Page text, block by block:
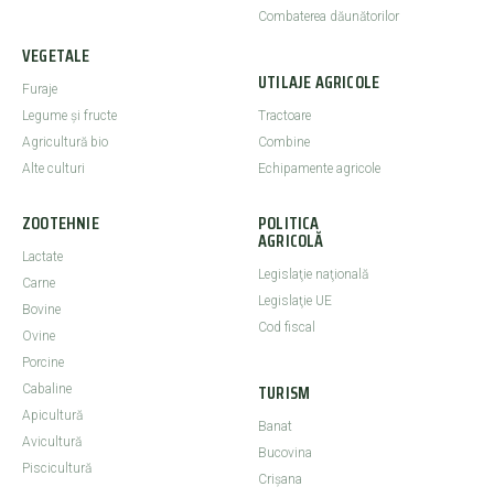
VEGETALE
Furaje
Legume şi fructe
Agricultură bio
Alte culturi
Combaterea dăunătorilor
UTILAJE AGRICOLE
Tractoare
Combine
Echipamente agricole
ZOOTEHNIE
Lactate
Carne
Bovine
Ovine
Porcine
Cabaline
Apicultură
Avicultură
Piscicultură
POLITICA
AGRICOLĂ
Legislaţie naţională
Legislaţie UE
Cod fiscal
TURISM
Banat
Bucovina
Crişana